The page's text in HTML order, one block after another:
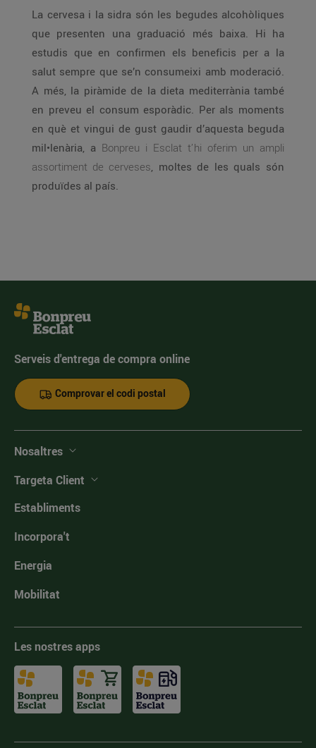
La cervesa i la sidra són les begudes alcohòliques
que presenten una graduació més baixa. Hi ha
estudis que en confirmen els beneficis per a la
salut sempre que se’n consumeixi amb moderació.
A més, la piràmide de la dieta mediterrània també
en preveu el consum esporàdic. Per als moments
en què et vingui de gust gaudir d’aquesta beguda
mil•lenària, a Bonpreu i Esclat t’hi oferim un ampli
assortiment de cerveses, moltes de les quals són
produïdes al país.
Serveis d'entrega de compra online
Comprovar el codi postal
Nosaltres
Targeta Client
Establiments
Incorpora't
Energia
Mobilitat
Les nostres apps